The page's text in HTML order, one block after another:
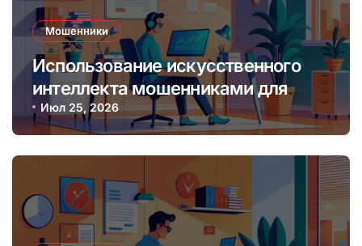
Мошенники
Использование искусственного
интеллекта мошенниками для
создания фальшивых онлайн-
лендинг-пейджей
Июл 25, 2026